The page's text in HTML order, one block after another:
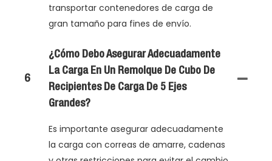
transportar contenedores de carga de
gran tamaño para fines de envío.
6
¿Cómo Debo Asegurar Adecuadamente
La Carga En Un Remolque De Cubo De
Recipientes De Carga De 5 Ejes
Grandes?
Es importante asegurar adecuadamente
la carga con correas de amarre, cadenas